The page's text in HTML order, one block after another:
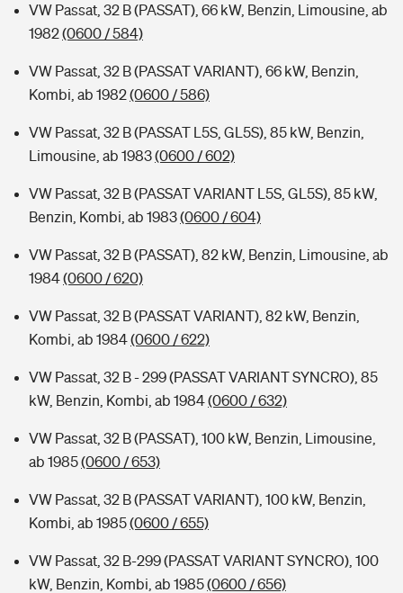
VW Passat, 32 B (PASSAT), 66 kW, Benzin, Limousine, ab
1982(0600 / 584)
VW Passat, 32 B (PASSAT VARIANT), 66 kW, Benzin,
Kombi, ab 1982(0600 / 586)
VW Passat, 32 B (PASSAT L5S, GL5S), 85 kW, Benzin,
Limousine, ab 1983(0600 / 602)
VW Passat, 32 B (PASSAT VARIANT L5S, GL5S), 85 kW,
Benzin, Kombi, ab 1983(0600 / 604)
VW Passat, 32 B (PASSAT), 82 kW, Benzin, Limousine, ab
1984(0600 / 620)
VW Passat, 32 B (PASSAT VARIANT), 82 kW, Benzin,
Kombi, ab 1984(0600 / 622)
VW Passat, 32 B - 299 (PASSAT VARIANT SYNCRO), 85
kW, Benzin, Kombi, ab 1984(0600 / 632)
VW Passat, 32 B (PASSAT), 100 kW, Benzin, Limousine,
ab 1985(0600 / 653)
VW Passat, 32 B (PASSAT VARIANT), 100 kW, Benzin,
Kombi, ab 1985(0600 / 655)
VW Passat, 32 B-299 (PASSAT VARIANT SYNCRO), 100
kW, Benzin, Kombi, ab 1985(0600 / 656)